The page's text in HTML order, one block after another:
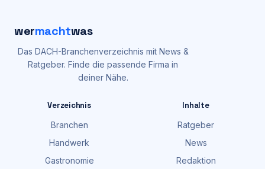
wermachtwas
Das DACH-Branchenverzeichnis mit News &
Ratgeber. Finde die passende Firma in
deiner Nähe.
Verzeichnis
Branchen
Handwerk
Gastronomie
Inhalte
Ratgeber
News
Redaktion